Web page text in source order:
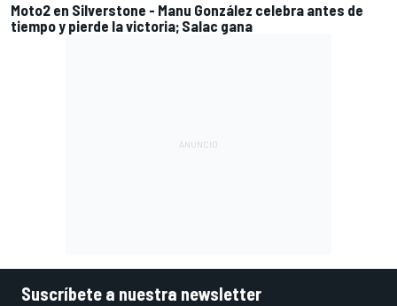
Moto2 en Silverstone - Manu González celebra antes de
tiempo y pierde la victoria; Salac gana
Suscríbete a nuestra newsletter